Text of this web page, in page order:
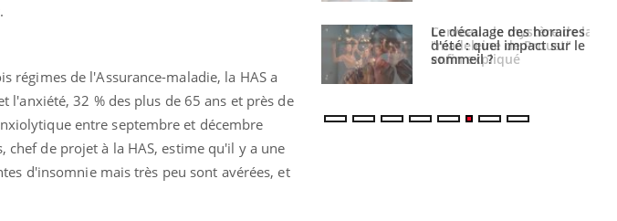
régimes de l'Assurance-maladie, la HAS a
32 % des plus de 65 ans et près de
entre septembre et décembre
de projet à la HAS, estime qu'il y a une
d'insomnie mais très peu sont avérées, et
Le décalage des horaires
d'été : quel impact sur le
sommeil ?